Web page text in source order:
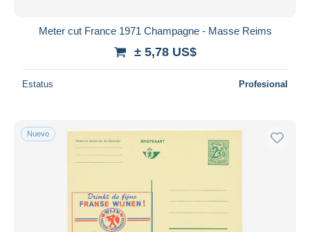
Meter cut France 1971 Champagne - Masse Reims
± 5,78 US$
Estatus Profesional
Nuevo